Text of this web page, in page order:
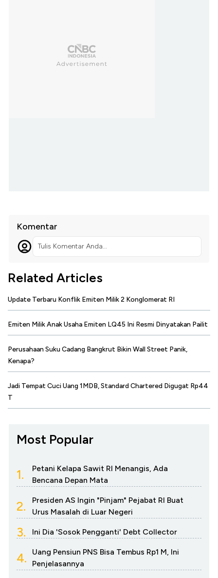
Komentar
Tulis Komentar Anda...
Related Articles
Update Terbaru Konflik Emiten Milik 2 Konglomerat RI
Emiten Milik Anak Usaha Emiten LQ45 Ini Resmi Dinyatakan Pailit
Perusahaan Suku Cadang Bangkrut Bikin Wall Street Panik,
Kenapa?
Jadi Tempat Cuci Uang 1MDB, Standard Chartered Digugat Rp44
T
Most Popular
1.
Petani Kelapa Sawit RI Menangis, Ada
Bencana Depan Mata
2.
Presiden AS Ingin "Pinjam" Pejabat RI Buat
Urus Masalah di Luar Negeri
3. Ini Dia 'Sosok Pengganti' Debt Collector
4.
Uang Pensiun PNS Bisa Tembus Rp1 M, Ini
Penjelasannya